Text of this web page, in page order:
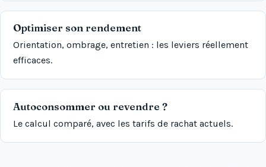
Optimiser son rendement
Orientation, ombrage, entretien : les leviers réellement
efficaces.
Autoconsommer ou revendre ?
Le calcul comparé, avec les tarifs de rachat actuels.